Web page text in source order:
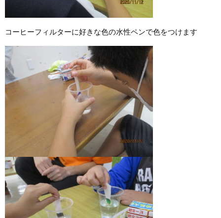
コーヒーフィルターに好きな色の水性ペンで色をつけます